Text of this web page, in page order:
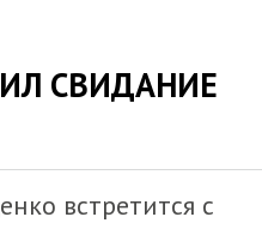
СВИДАНИЕ
встретится с